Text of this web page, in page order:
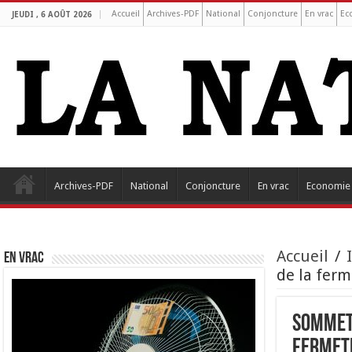
JEUDI , 6 AOÛT 2026 Accueil Archives-PDF National Conjoncture En vrac
Archives-PDF National Conjoncture En vrac Economie
Accueil /
de la
EN VRAC